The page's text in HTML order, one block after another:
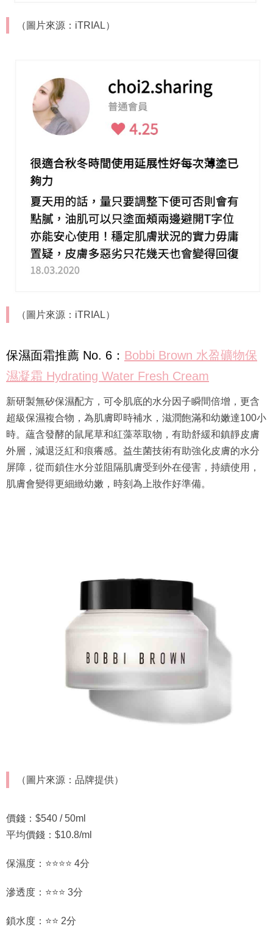
（圖片來源：iTRIAL）
（圖片來源：iTRIAL）
保濕面霜推薦 No. 6： Bobbi Brown 水盈礦物保
濕凝霜 Hydrating Water Fresh Cream
新研製無矽保濕配方，可令肌底的水分因子瞬間倍增，更含
超級保濕複合物，為肌膚即時補水，滋潤飽滿和幼嫩達100小
時。蘊含發酵的鼠尾草和紅藻萃取物，有助舒緩和鎮靜皮膚
外層，減退泛紅和痕癢感。益生菌技術有助強化皮膚的水分
屏障，從而鎖住水分並阻隔肌膚受到外在侵害，持續使用，
肌膚會變得更細緻幼嫩，時刻為上妝作好準備。
（圖片來源：品牌提供）
價錢：$540 / 50ml
平均價錢：$10.8/ml
保濕度：⭐⭐⭐⭐ 4分
滲透度：⭐⭐⭐ 3分
鎖水度：⭐⭐ 2分